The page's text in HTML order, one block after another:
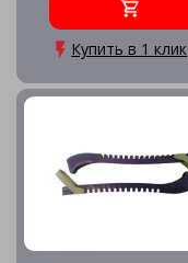
Купить в 1 клик